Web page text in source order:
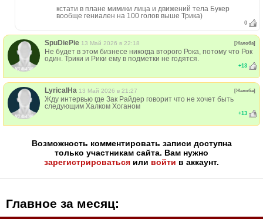
кстати в плане мимики лица и движений тела Букер
вообще гениален на 100 голов выше Трика)
0
SpuDiePie 13 Май 2026 в 22:18 [Жалоба]
Не будет в этом бизнесе никогда второго Рока, потому что Рок
один. Трики и Рики ему в подметки не годятся.
+13
LyricalHa 13 Май 2026 в 21:27 [Жалоба]
Жду интервью где Зак Райдер говорит что не хочет быть
следующим Халком Хоганом
+13
Возможность комментировать записи доступна
только участникам сайта. Вам нужно
зарегистрироваться или войти в аккаунт.
Главное за месяц: